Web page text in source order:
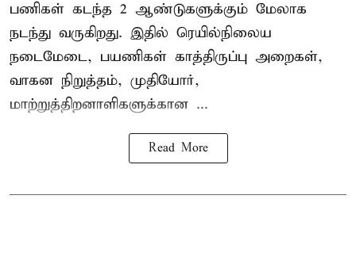
பணிகள் கடந்த 2 ஆண்டுகளுக்கும் மேலாக
நடந்து வருகிறது. இதில் ரெயில்நிலைய
நடைமேடை, பயணிகள் காத்திருப்பு அறைகள்,
வாகன நிறுத்தம், முதியோர்,
மாற்றுத்திறனாளிகளுக்கான ...
Read More